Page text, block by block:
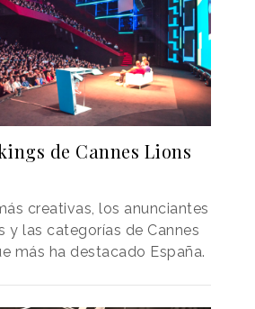
de Cannes Lions
creativas, los anunciantes
y las categorías de Cannes
más ha destacado España.